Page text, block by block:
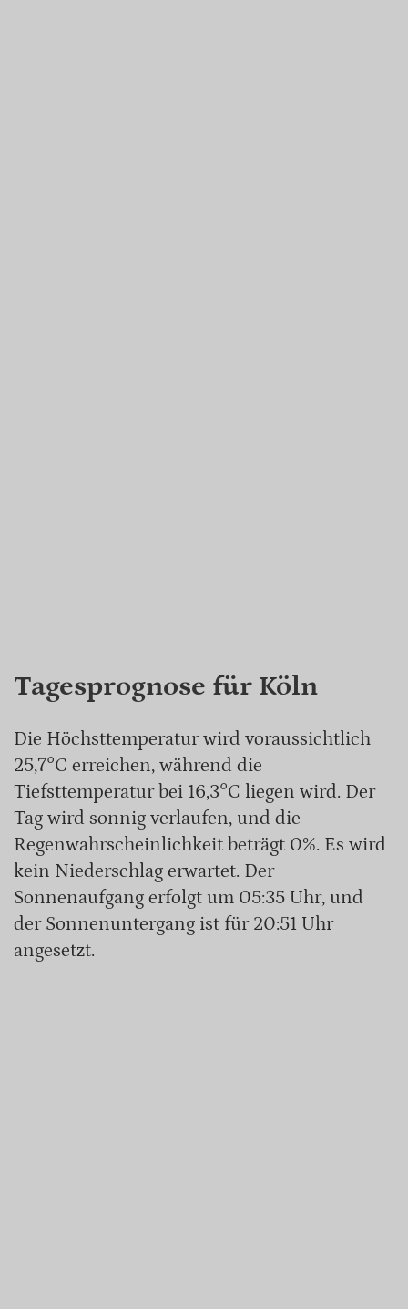
Tagesprognose für Köln
Die Höchsttemperatur wird voraussichtlich
25,7°C erreichen, während die
Tiefsttemperatur bei 16,3°C liegen wird. Der
Tag wird sonnig verlaufen, und die
Regenwahrscheinlichkeit beträgt 0%. Es wird
kein Niederschlag erwartet. Der
Sonnenaufgang erfolgt um 05:35 Uhr, und
der Sonnenuntergang ist für 20:51 Uhr
angesetzt.